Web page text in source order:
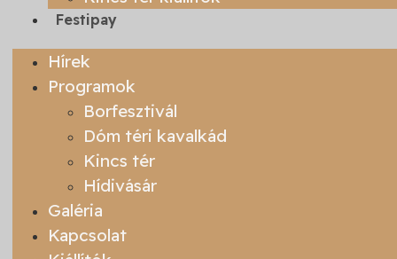
Festipay
Hírek
Programok
Borfesztivál
Dóm téri kavalkád
Kincs tér
Hídivásár
Galéria
Kapcsolat